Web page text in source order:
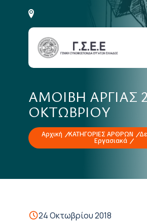
ΑΜΟΙΒΗ ΑΡΓΙΑΣ
ΟΚΤΩΒΡΙΟΥ
Αρχική ΚΑΤΗΓΟΡΙΕΣ ΑΡΘΡΩΝ
Εργασιακά
24 Οκτωβρίου 2018